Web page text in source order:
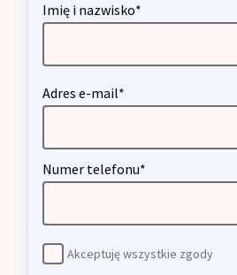
Imię i nazwisko*
Adres e-mail*
Numer telefonu*
Akceptuję wszystkie zgody